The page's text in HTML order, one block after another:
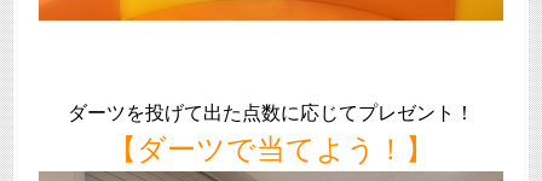
ダーツを投げて出た点数に応じてプレゼント！
【ダーツで当てよう！】